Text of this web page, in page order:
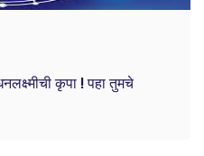
कृपा ! पहा तुमचे